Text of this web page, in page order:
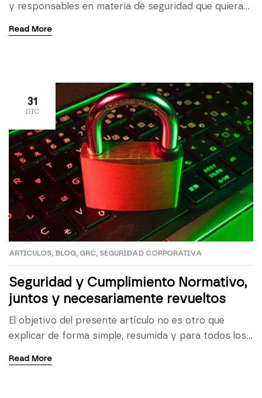
y responsables en materia de seguridad que quieran
creciente peso del cumplimiento normativo en la
desarrollo del negocio independientemente del
sector en que […]
Read More
31
DIC
ARTICULOS, BLOG, GRC, SEGURIDAD CORPORATIVA
Seguridad y Cumplimiento Normativo,
juntos y necesariamente revueltos
El objetivo del presente artículo no es otro que
explicar de forma simple, resumida y para todos los
seguridad y el cumplimiento normativo de cualquier
Read More